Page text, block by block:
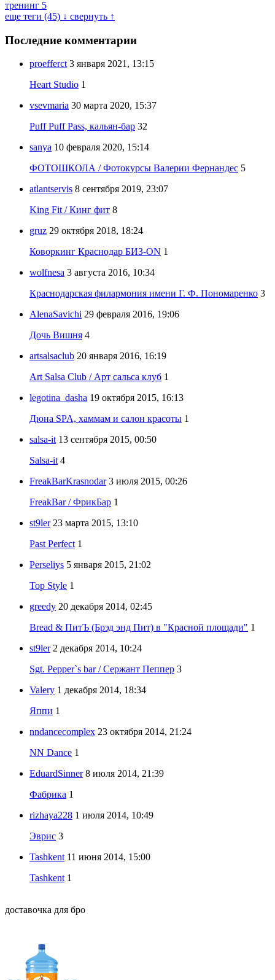
тренинг 5
еще теги (45) ↓ свернуть ↑
Последние комментарии
proefferct 3 января 2021, 13:15
Heart Studio 1
vsevmaria 30 марта 2020, 15:37
Puff Puff Pass, кальян-бар 32
sanya 10 февраля 2020, 15:14
ФОТОШКОЛА / Фотокурсы Валерии Фернандес 5
atlantservis 8 сентября 2019, 23:07
King Fit / Кинг фит 8
gruz 29 октября 2018, 18:24
Коворкинг Краснодар БИЗ-ON 1
wolfnesa 3 августа 2016, 10:34
Краснодарская филармония имени Г. Ф. Пономаренко 3
AlenaSavichi 29 февраля 2016, 19:06
Дочь Вишня 4
artsalsaclub 20 января 2016, 16:19
Art Salsa Club / Арт сальса клуб 1
legotina_dasha 19 октября 2015, 16:13
Дюна SPA, хаммам и салон красоты 1
salsa-it 13 сентября 2015, 00:50
Salsa-it 4
FreakBarKrasnodar 3 июля 2015, 00:26
FreakBar / ФрикБар 1
st9ler 23 марта 2015, 13:10
Past Perfect 1
Perseliys 5 января 2015, 21:02
Top Style 1
greedy 20 декабря 2014, 02:45
Bread & ПитЪ (Брэд энд Пит) в "Красной площади" 1
st9ler 2 декабря 2014, 10:24
Sgt. Pepper`s bar / Сержант Пеппер 3
Valery 1 декабря 2014, 18:34
Яппи 1
nndancecomplex 23 октября 2014, 21:24
NN Dance 1
EduardSinner 8 июля 2014, 21:39
Фабрика 1
rizhaya228 1 июля 2014, 10:49
Эврис 3
Tashkent 11 июня 2014, 15:00
Tashkent 1
доставочка для бро